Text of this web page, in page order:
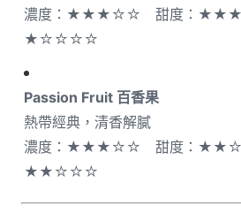
濃度：★★★☆☆ 甜度：
★☆☆☆☆
Passion Fruit 百香果
熱帶經典，清香解膩
濃度：★★★☆☆ 甜度：
★★☆☆☆